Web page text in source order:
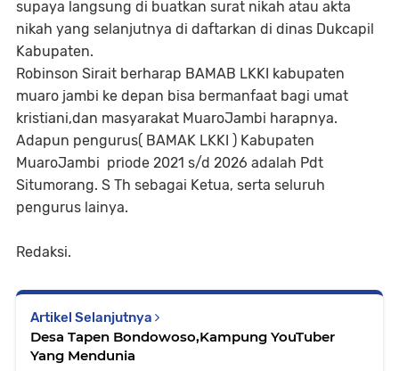
supaya langsung di buatkan surat nikah atau akta
nikah yang selanjutnya di daftarkan di dinas Dukcapil
Kabupaten.
Robinson Sirait berharap BAMAB LKKI kabupaten
muaro jambi ke depan bisa bermanfaat bagi umat
kristiani,dan masyarakat MuaroJambi harapnya.
Adapun pengurus( BAMAK LKKI ) Kabupaten
MuaroJambi priode 2021 s/d 2026 adalah Pdt
Situmorang. S Th sebagai Ketua, serta seluruh
pengurus lainya.
Redaksi.
Artikel Selanjutnya
Desa Tapen Bondowoso,Kampung YouTuber
Yang Mendunia